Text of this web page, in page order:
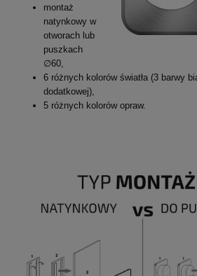
montaż
natynkowy w
otworach lub
puszkach
∅60,
6 różnych kolorów światła (3 barwy
dodatkowej),
5 różnych kolorów opraw.